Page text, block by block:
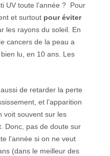
UV toute l’année ? Pour
et surtout pour éviter
les rayons du soleil. En
cancers de la peau a
lu, en 10 ans. Les
de retarder la perte
et l’apparition
voit souvent sur les
Donc, pas de doute sur
l’année si on ne veut
(dans le meilleur des